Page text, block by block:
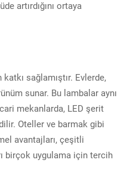
artırdığını ortaya
sağlamıştır. Evlerde,
sunar. Bu lambalar aynı
mekanlarda, LED şerit
Oteller ve barmak gibi
avantajları, çeşitli
birçok uygulama için tercih